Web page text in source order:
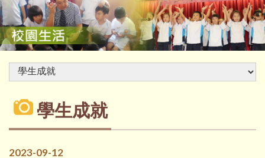
學生成就
2023-09-12